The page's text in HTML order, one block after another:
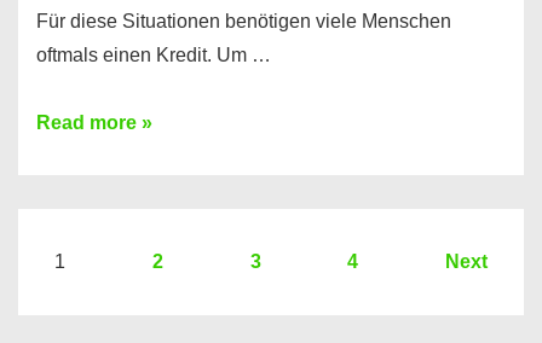
Für diese Situationen benötigen viele Menschen
oftmals einen Kredit. Um …
Brauchen
Summe
Read more »
Seitennummerierung
1 2 3 4 Next